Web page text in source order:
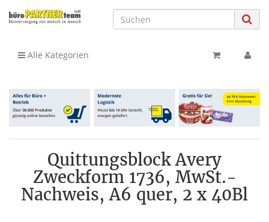
Alle Kategorien
Quittungsblock Avery
Zweckform 1736, MwSt.-
Nachweis, A6 quer, 2 x 40Bl